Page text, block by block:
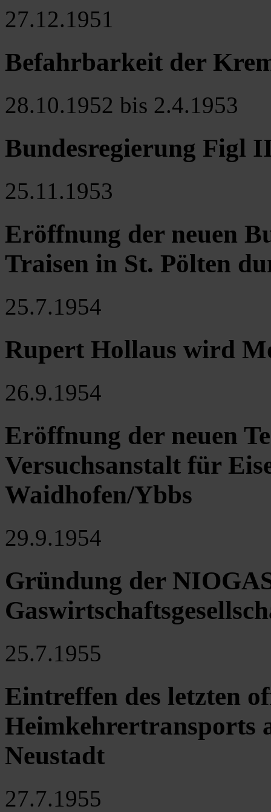
27.12.1951
Befahrbarkeit der
28.10.1952 bis 2.4.1953
Bundesregierung Figl
25.11.1953
Eröffnung der neuen
Traisen in St. Pölten
25.7.1954
Rupert Hollaus wird
26.9.1954
Eröffnung der neuen
Versuchsanstalt für
Waidhofen/Ybbs
29.9.1954
Gründung der
25.7.1955
Eintreffen des letzten
Heimkehrertransports
Neustadt
27.7.1955